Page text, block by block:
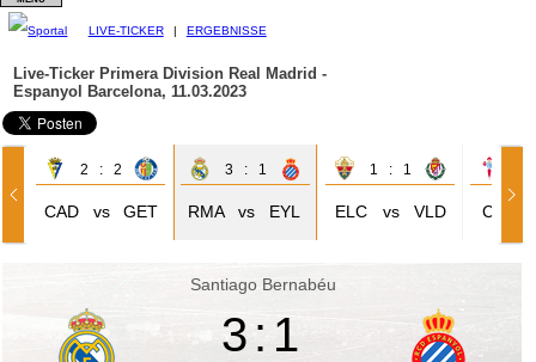
LIVE-TICKER | ERGEBNISSE
Live-Ticker Primera Division Real Madrid -
Espanyol Barcelona, 11.03.2023
2 : 2
CAD vs GET
3 : 1
RMA vs EYL
1 : 1
ELC vs VLD CVI
Santiago Bernabéu
3:1